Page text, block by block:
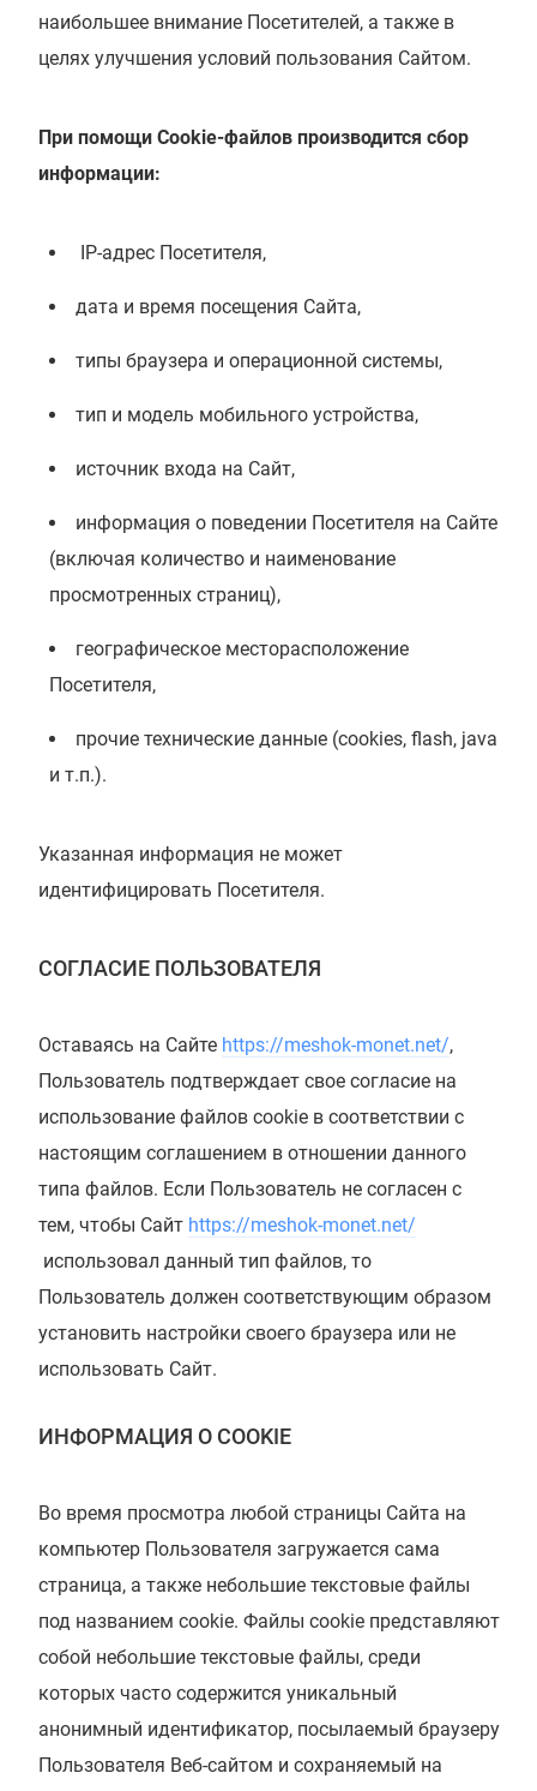
наибольшее внимание Посетителей, а также в
целях улучшения условий пользования Сайтом.
При помощи Сookie-файлов производится сбор
информации:
IP-адрес Посетителя,
дата и время посещения Сайта,
типы браузера и операционной системы,
тип и модель мобильного устройства,
источник входа на Сайт,
информация о поведении Посетителя на Сайте
(включая количество и наименование
просмотренных страниц),
географическое месторасположение
Посетителя,
прочие технические данные (cookies, flash, java
и т.п.).
Указанная информация не может
идентифицировать Посетителя.
СОГЛАСИЕ ПОЛЬЗОВАТЕЛЯ
Оставаясь на Сайте https://meshok-monet.net/,
Пользователь подтверждает свое согласие на
использование файлов cookie в соответствии с
настоящим соглашением в отношении данного
типа файлов. Если Пользователь не согласен с
тем, чтобы Сайт https://meshok-monet.net/
использовал данный тип файлов, то
Пользователь должен соответствующим образом
установить настройки своего браузера или не
использовать Сайт.
ИНФОРМАЦИЯ О COOKIE
Во время просмотра любой страницы Сайта на
компьютер Пользователя загружается сама
страница, а также небольшие текстовые файлы
под названием cookie. Файлы cookie представляют
собой небольшие текстовые файлы, среди
которых часто содержится уникальный
анонимный идентификатор, посылаемый браузеру
Пользователя Веб-сайтом и сохраняемый на